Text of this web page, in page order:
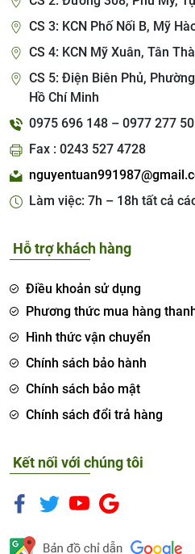
CS 3: KCN Phố Nối B, Mỹ
CS 4: KCN Mỹ Xuân, Tân
CS 5: Điện Biên Phủ,
Hồ Chí Minh
0975 696 148 – 0977 277
Fax : 0243 527 4728
Làm việc: 7h – 18h tất cả
Hỗ trợ khách hàng
Điều khoản sử dụng
Phương thức mua hàng
Hình thức vận chuyển
Chính sách bảo hành
Chính sách bảo mật
Chính sách đổi trả hàng
Kết nối với chúng tôi